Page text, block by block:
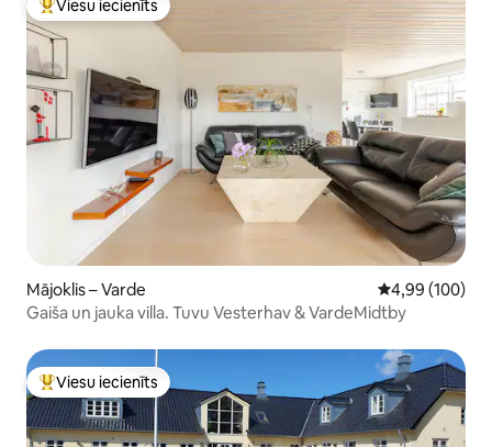
Populārs viesu iecienīts mājoklis
Viesu iecienīts
Mājoklis – Varde Vidējais
4,99 (100)
Gaiša un jauka villa. Tuvu Vesterhav & VardeMidtby
Populārs viesu iecienīts mājoklis
Viesu iecienīts